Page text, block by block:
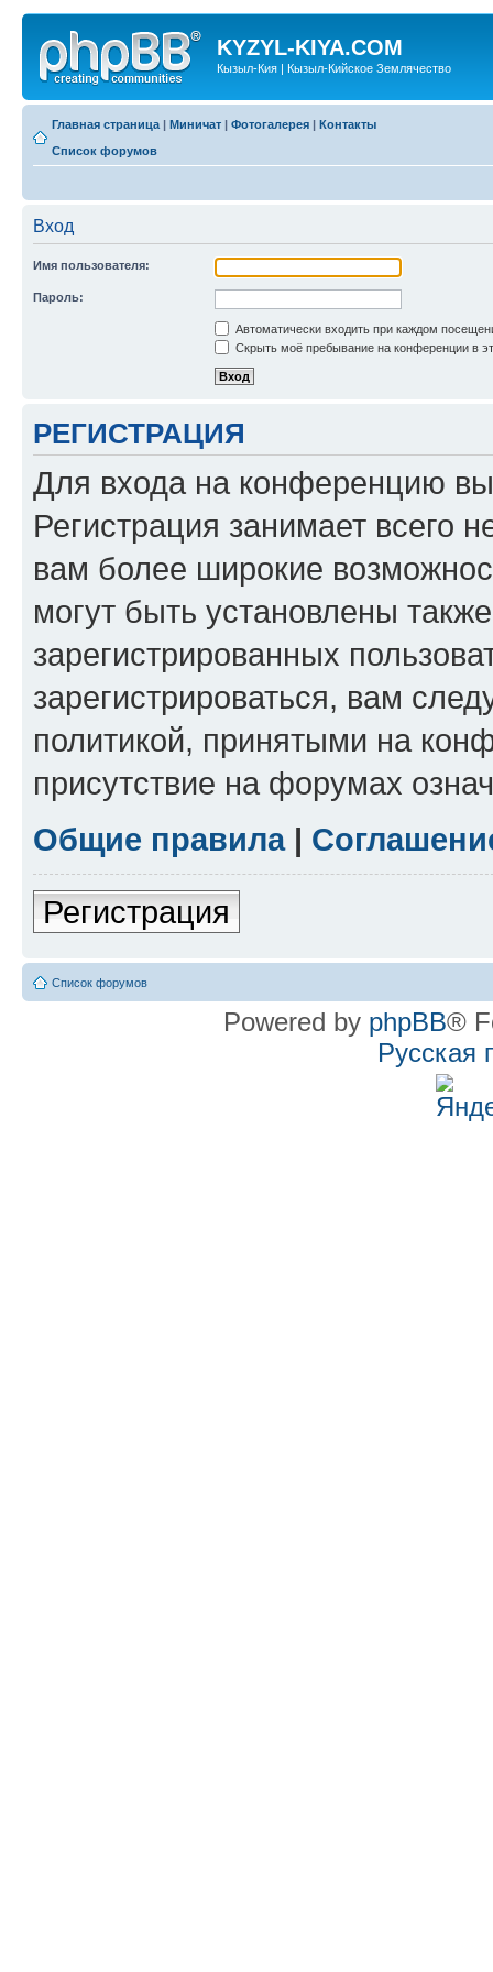
KYZYL-KIYA.COM
Кызыл-Кия | Кызыл-Кийское Землячество
Главная страница | Миничат | Фотогалерея | Контакты
Список форумов
Вход
Имя пользователя:
Пароль:
Автоматически входить при каждом
Скрыть моё пребывание на конференции в
РЕГИСТРАЦИЯ
Для входа на конференцию
Регистрация занимает всего
вам более широкие
могут быть установлены
зарегистрированных
зарегистрироваться, вам
политикой, принятыми на
присутствие на форумах
Общие правила|
Регистрация
Список форумов
Powered by phpBB®
Русская